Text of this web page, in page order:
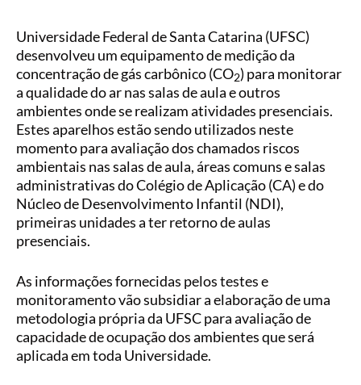
Universidade Federal de Santa Catarina (UFSC)
desenvolveu um equipamento de medição da
concentração de gás carbônico (CO2) para monitorar
a qualidade do ar nas salas de aula e outros
ambientes onde se realizam atividades presenciais.
Estes aparelhos estão sendo utilizados neste
momento para avaliação dos chamados riscos
ambientais nas salas de aula, áreas comuns e salas
administrativas do Colégio de Aplicação (CA) e do
Núcleo de Desenvolvimento Infantil (NDI),
primeiras unidades a ter retorno de aulas
presenciais.
As informações fornecidas pelos testes e
monitoramento vão subsidiar a elaboração de uma
metodologia própria da UFSC para avaliação de
capacidade de ocupação dos ambientes que será
aplicada em toda Universidade.